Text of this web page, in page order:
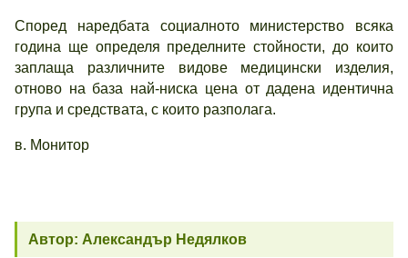
Според наредбата социалното министерство всяка
година ще определя пределните стойности, до които
заплаща различните видове медицински изделия,
отново на база най-ниска цена от дадена идентична
група и средствата, с които разполага.
в. Монитор
Автор: Александър Недялков